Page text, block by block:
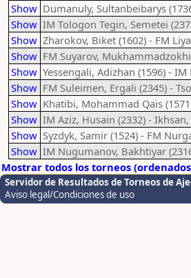
Show Dumanuly, Sultanbeibarys
Show IM Tologon Tegin, Semetei
Show Zharokov, Biket (1602) - FM
Show FM Suyarov,
Show Yessengali, Adizhan (1596) -
Show FM Suleimen, Ergali (2345) -
Show Khatibi, Mohammad Qais
Show IM Aziz, Husain (2332) -
Show Syzdyk, Samir (1524) - FM
Show IM Nugumanov, Bakhtiyar
Mostrar todos los torneos
Servidor de Resultados de Torneos de
Aviso legal/Condiciones de uso